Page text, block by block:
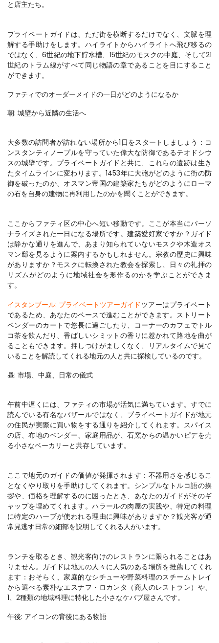
プライベートガイドは、ただ街を横断するだけでなく、文脈を理
解する手助けをします。ハイライトからハイライトへ飛び移るの
ではなく、6世紀の地下貯水槽、15世紀のモスクの中庭、そして21
世紀のトラム線がすべて同じ物語の章であることを目にすること
ファティでのオーダーメイドの一日がどのようになるか
朝: 城壁から近隣の生活へ
大多数の訪問者が訪れない場所から1日をスタートしましょう：コ
ンスタンティノープルを守っていた偉大な防御であるテオドシウ
スの城壁です。プライベートガイドと共に、これらの遺跡は生き
たタイムラインに変わります。1453年に大砲がどのように街の防
御を破ったのか、オスマン帝国の建築家たちがどのようにローマ
ここからファティ区の中心へ短い移動です。ここが本当にパーソ
ナライズされた一日になる場所です。建築愛好家ですか？ガイド
は静かな通りを進んで、あまり知られていないモスクや木造オス
マン邸を見るように案内するかもしれません。宗教の歴史に興味
がありますか？モスクに転換された教会を探索し、日々の礼拝の
リズムがどのように地域社会を形作るのかを学ぶことができま
イスタンブール: プライベートツアーガイド ツアーはプライベート
であるため、あなたのペースで進むことができます。ストリート
ベンダーのカートで悠長に過ごしたり、コーナーのカフェでトル
コ茶を飲んだり、香ばしいシミットの香りに惹かれて路地を曲が
ることもできます。押しつけがましくなく、リアルタイムで見て
昼: 市場、中庭、日常の儀式
午前中遅くには、ファティの市場が活気に満ちています。すでに
読んでいる有名なバザールではなく、プライベートガイドが地元
の住民が実際に買い物をする通りを紹介してくれます。スパイス
の店、布地のベンダー、家庭用品が、石窯からの温かいピデを売
ここで地元のガイドの価値が発揮されます：不器用さを感じるこ
となくやり取りを手助けしてくれます。シンプルなトルコ語の挨
拶や、価格を理解するのに困ったとき、あなたのガイドがそのギ
ャップを埋めてくれます。ハラールの肉屋の実践や、特定の料理
に特定のハーブが使われる理由に興味がありますか？観光客が通
ランチを取るとき、観光客向けのレストランに限られることはあ
りません。ガイドは地元の人々に人気のある場所を推薦してくれ
ます：おそらく、家庭的なシチューや野菜料理のスチームトレイ
から選べる素朴なエスナフ・ロカンタ（商人のレストラン）や、
午後: アイコンの背後にある物語